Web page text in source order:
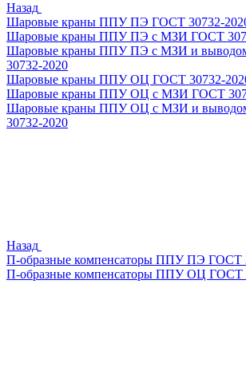
Назад
Шаровые краны ППУ ПЭ ГОСТ 30732-
Шаровые краны ППУ ПЭ с МЗИ ГОСТ
Шаровые краны ППУ ПЭ с МЗИ и
30732-2020
Шаровые краны ППУ ОЦ ГОСТ 30732-
Шаровые краны ППУ ОЦ с МЗИ ГОСТ
Шаровые краны ППУ ОЦ с МЗИ и
30732-2020
Назад
П-образные компенсаторы ППУ ПЭ ГОСТ
П-образные компенсаторы ППУ ОЦ ГОСТ